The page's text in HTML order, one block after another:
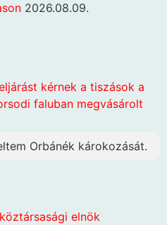
2026.08.09.
kérnek a tiszások a
faluban megvásárolt
Orbánék károkozását.
elnök